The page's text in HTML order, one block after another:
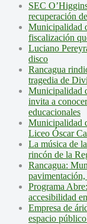
SEC
recuperación
Municipalidad
fiscalización
Luciano
disco
Rancagua
tragedia de
Municipalidad
invita a
educacionales
Municipalidad
Liceo Óscar
La música de
rincón de la
Rancagua:
Programa
accesibilidad
Empresa de
espacio